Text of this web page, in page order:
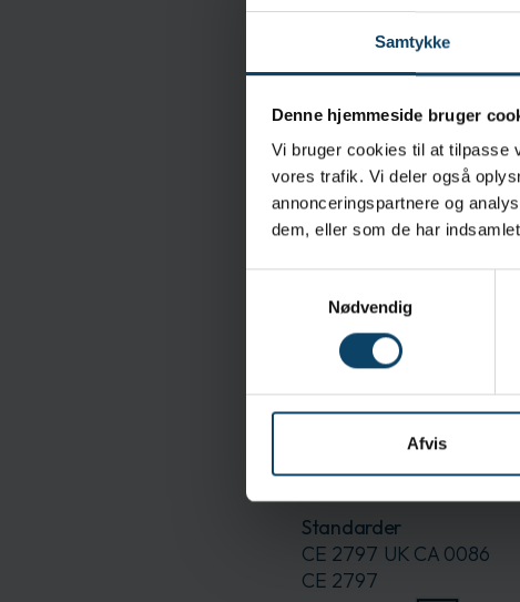
Samtykke
Denne hjemmeside bruger
Vi bruger cookies til at tilpasse
vores trafik. Vi deler også
annonceringspartnere og
dem, eller som de har
Nødvendig
Afvis
viruses and other
Anvendelse
Egenskaber
Optimal for GMP-
Low allergen (no
Sterile version suitable
Specifikationer
Brand:
Materiale:
Sterilitet:
Levering og Forsendelse
Emballering:
Standarder
CE 2797
CE 2797
UK CA 0086